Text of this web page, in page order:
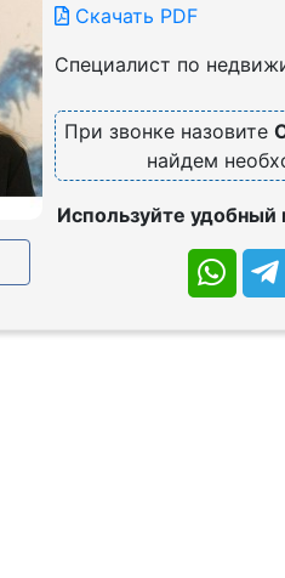
Скачать PDF
Специалист по
При звонке назовите
найдем
Используйте